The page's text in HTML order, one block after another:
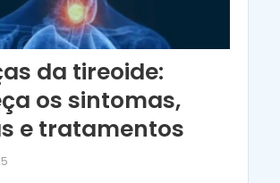
da tireoide:
os sintomas,
e tratamentos